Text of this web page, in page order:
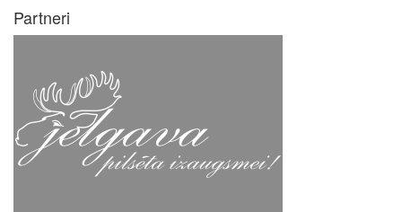
Partneri